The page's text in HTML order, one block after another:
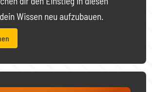
Wissen neu aufzubauen.